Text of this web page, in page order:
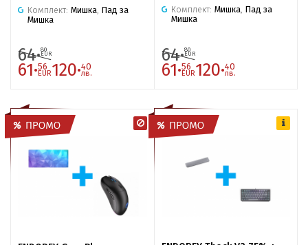
Комплект: Мишка Пад за
Мишка
64·80
EUR
61·56
EUR120·40
лв.
Комплект: Мишка Пад за
Мишка
64·80
EUR
61·56
EUR120·40
лв.